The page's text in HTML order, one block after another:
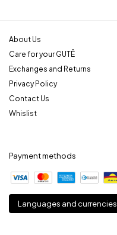
About Us
Care for your GUTÊ
Exchanges and Returns
Privacy Policy
Contact Us
Whislist
Payment methods
Languages and currencies